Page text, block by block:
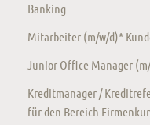
Banking
Mitarbeiter (m/w/d)*
Junior Office Manager
Kreditmanager /
für den Bereich